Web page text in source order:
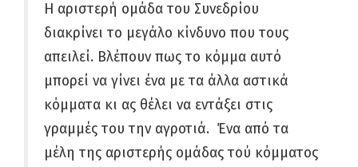
Η αριστερή ομάδα του Συνεδρίου
διακρίνει το μεγάλο κίνδυνο που τους
απειλεί. Βλέπουν πως το κόμμα αυτό
μπορεί να γίνει ένα με τα άλλα αστικά
κόμματα κι ας θέλει να εντάξει στις
γραμμές του την αγροτιά. Ένα από τα
μέλη της αριστερής ομάδας τού κόμματος